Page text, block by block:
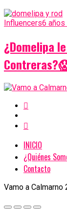
Influencers6 años
¿Domelipa
INICIO
¿Quiénes
Contacto
Vamo a